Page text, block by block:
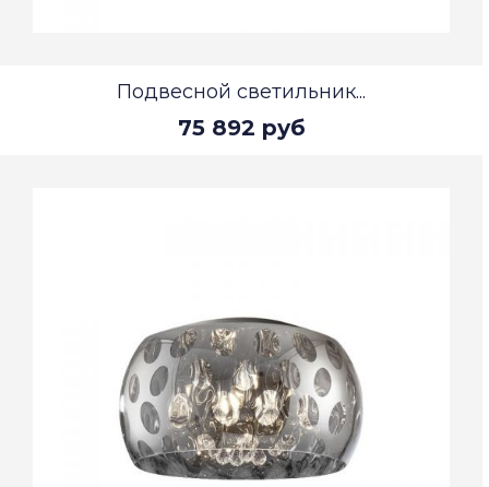
Подвесной светильник...
75 892 руб